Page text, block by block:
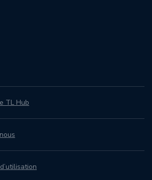
TL Hub